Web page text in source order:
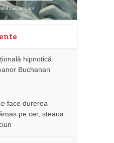
hipnotică:
Buchanan
face durerea
pe cer, steaua